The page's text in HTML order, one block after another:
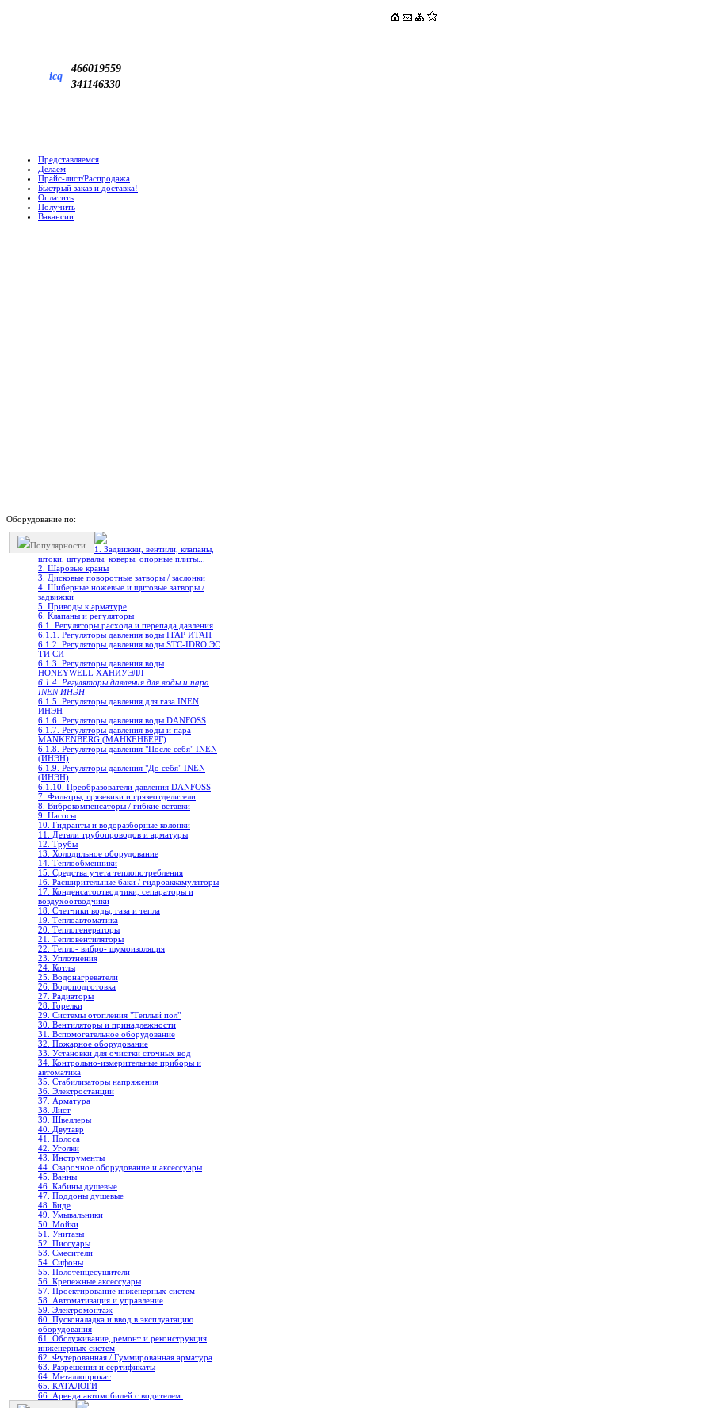
icq
466019559
341146330
Представляемся
Делаем
Прайс-лист/Распродажа
Быстрый заказ и доставка!
Оплатить
Получить
Вакансии
Оборудование по:
Популярности
1. Задвижки, вентили, клапаны,
штоки, штурвалы, коверы, опорные плиты...
2. Шаровые краны
3. Дисковые поворотные затворы / заслонки
4. Шиберные ножевые и щитовые затворы /
задвижки
5. Приводы к арматуре
6. Клапаны и регуляторы
6.1. Регуляторы расхода и перепада давления
6.1.1. Регуляторы давления воды ITAP ИТАП
6.1.2. Регуляторы давления воды STC-IDRO ЭС
ТИ СИ
6.1.3. Регуляторы давления воды
HONEYWELL ХАНИУЭЛЛ
6.1.4. Регуляторы давления для воды и пара
INEN ИНЭН
6.1.5. Регуляторы давления для газа INEN
ИНЭН
6.1.6. Регуляторы давления воды DANFOSS
6.1.7. Регуляторы давления воды и пара
MANKENBERG (МАНКЕНБЕРГ)
6.1.8. Регуляторы давления "После себя" INEN
(ИНЭН)
6.1.9. Регуляторы давления "До себя" INEN
(ИНЭН)
6.1.10. Преобразователи давления DANFOSS
7. Фильтры, грязевики и грязеотделители
8. Виброкомпенсаторы / гибкие вставки
9. Насосы
10. Гидранты и водоразборные колонки
11. Детали трубопроводов и арматуры
12. Трубы
13. Холодильное oборудование
14. Теплообменники
15. Средства учета теплопотребления
16. Расширительные баки / гидроаккамуляторы
17. Конденсатоотводчики, сепараторы и
воздухоотводчики
18. Счетчики воды, газа и тепла
19. Теплоавтоматика
20. Теплогенераторы
21. Тепловентиляторы
22. Тепло- вибро- шумоизоляция
23. Уплотнения
24. Котлы
25. Водонагреватели
26. Водоподготовка
27. Радиаторы
28. Горелки
29. Системы отопления "Теплый пол"
30. Вентиляторы и принадлежности
31. Вспомогательное оборудование
32. Пожарное оборудование
33. Установки для очистки сточных вод
34. Контрольно-измерительные приборы и
автоматика
35. Стабилизаторы напряжения
36. Электростанции
37. Арматура
38. Лист
39. Швеллеры
40. Двутавр
41. Полоса
42. Уголки
43. Инструменты
44. Сварочное оборудование и аксессуары
45. Ванны
46. Кабины душевые
47. Поддоны душевые
48. Биде
49. Умывальники
50. Мойки
51. Унитазы
52. Писсуары
53. Смесители
54. Сифоны
55. Полотенцесушители
56. Крепежные аксессуары
57. Проектирование инженерных систем
58. Автоматизация и управление
59. Электромонтаж
60. Пусконаладка и ввод в эксплуатацию
оборудования
61. Обслуживание, ремонт и реконструкция
инженерных систем
62. Футерованная / Гуммированная арматура
63. Разрешения и сертификаты
64. Металлопрокат
65. КАТАЛОГИ
66. Аренда автомобилей с водителем.